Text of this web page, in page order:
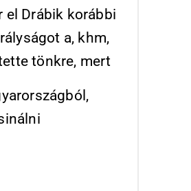
el Drábik korábbi
a, khm,
tönkre, mert